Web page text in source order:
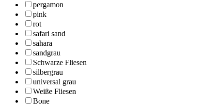
pergamon
pink
rot
safari sand
sahara
sandgrau
Schwarze Fliesen
silbergrau
universal grau
Weiße Fliesen
Bone